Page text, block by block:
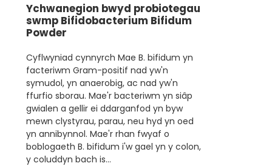
Ychwanegion bwyd probiotegau
swmp Bifidobacterium Bifidum
Powder
Cyflwyniad cynnyrch Mae B. bifidum yn
facteriwm Gram-positif nad yw'n
symudol, yn anaerobig, ac nad yw'n
ffurfio sborau. Mae'r bacteriwm yn siâp
gwialen a gellir ei ddarganfod yn byw
mewn clystyrau, parau, neu hyd yn oed
yn annibynnol. Mae'r rhan fwyaf o
boblogaeth B. bifidum i'w gael yn y colon,
y coluddyn bach is...